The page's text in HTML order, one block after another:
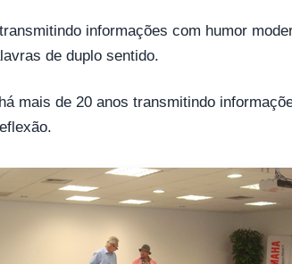
informações com humor
de duplo sentido.
mais de 20 anos transmitindo